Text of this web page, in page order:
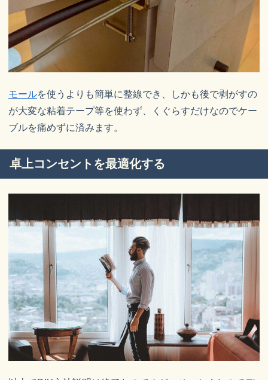
モールを使うよりも簡単に整線でき、しかも後で剥がすの
が大変な粘着テープ等を使わず、くぐらすだけなのでケー
ブルを痛めずに済みます。
卓上コンセントを最適化する